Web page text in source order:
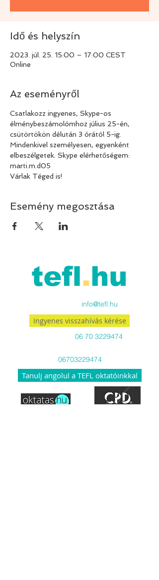
Idő és helyszín
2023. júl. 25. 15:00 – 17:00 CEST
Online
Az eseményről
Csatlakozz ingyenes, Skype-os
élménybeszámolómhoz július 25-én,
csütörtökön délután 3 órától 5-ig.
Mindenkivel személyesen, egyenként
elbeszélgetek. Skype elérhetőségem:
marti.m.d05
Várlak Téged is!
Esemény megosztása
info@tefl.hu
Ingyenes visszahívás kérése
06 70 3229474
06703229474
Tanulj angolul a TEFL oktatóinkkal